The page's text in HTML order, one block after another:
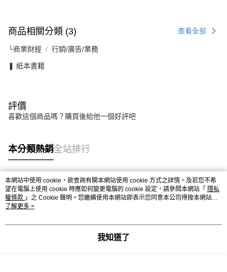
商品相關分類 (3) 查看全部
└商業財經 行銷/廣告/業務
❚ 紙本書籍
評價
喜歡這個商品嗎？購買後給他一個好評吧
本分類熱銷全站排行
熱門標籤
本網站中使用 cookie，欲查詢有關本網站使用 cookie 方式之詳情，及若您不希
望在電腦上使用 cookie 時應如何變更電腦的 cookie 設定，請參閱本網站「 隱私
權條款 」之 Cookie 聲明。您繼續使用本網站即表示您同意本公司得按本網站使
用條款之 Cookie 聲明使用 cookie。
了解更多 >
我知道了